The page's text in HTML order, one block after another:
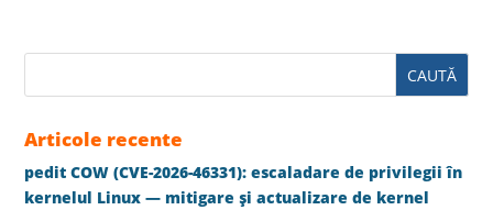
Articole recente
pedit COW (CVE-2026-46331): escaladare de privilegii în
kernelul Linux — mitigare și actualizare de kernel